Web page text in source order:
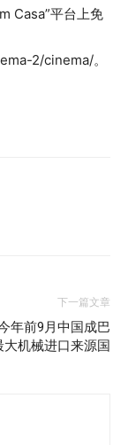
Casa”平台上免
2/cinema/。
下一篇文章
年前9月中国成巴
大机械进口来源国